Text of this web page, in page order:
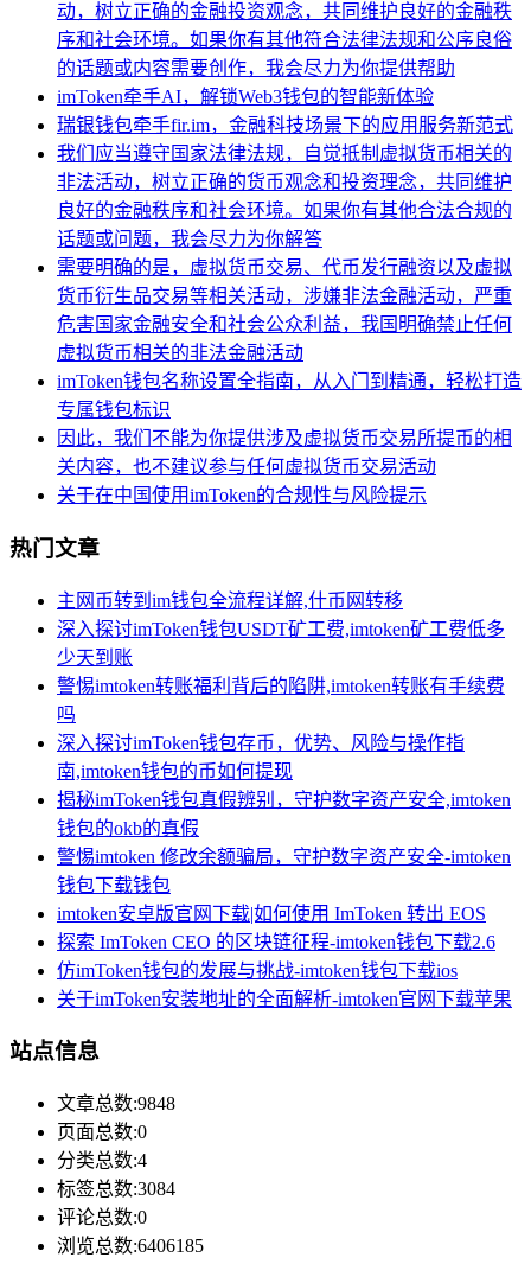
动，树立正确的金融投资观念，共同维护良好的金融秩
序和社会环境。如果你有其他符合法律法规和公序良俗
的话题或内容需要创作，我会尽力为你提供帮助
imToken牵手AI，解锁Web3钱包的智能新体验
瑞银钱包牵手fir.im，金融科技场景下的应用服务新范式
我们应当遵守国家法律法规，自觉抵制虚拟货币相关的
非法活动，树立正确的货币观念和投资理念，共同维护
良好的金融秩序和社会环境。如果你有其他合法合规的
话题或问题，我会尽力为你解答
需要明确的是，虚拟货币交易、代币发行融资以及虚拟
货币衍生品交易等相关活动，涉嫌非法金融活动，严重
危害国家金融安全和社会公众利益，我国明确禁止任何
虚拟货币相关的非法金融活动
imToken钱包名称设置全指南，从入门到精通，轻松打造
专属钱包标识
因此，我们不能为你提供涉及虚拟货币交易所提币的相
关内容，也不建议参与任何虚拟货币交易活动
关于在中国使用imToken的合规性与风险提示
热门文章
主网币转到im钱包全流程详解,什币网转移
深入探讨imToken钱包USDT矿工费,imtoken矿工费低多
少天到账
警惕imtoken转账福利背后的陷阱,imtoken转账有手续费
吗
深入探讨imToken钱包存币，优势、风险与操作指
南,imtoken钱包的币如何提现
揭秘imToken钱包真假辨别，守护数字资产安全,imtoken
钱包的okb的真假
警惕imtoken 修改余额骗局，守护数字资产安全-imtoken
钱包下载钱包
imtoken安卓版官网下载|如何使用 ImToken 转出 EOS
探索 ImToken CEO 的区块链征程-imtoken钱包下载2.6
仿imToken钱包的发展与挑战-imtoken钱包下载ios
关于imToken安装地址的全面解析-imtoken官网下载苹果
站点信息
文章总数:9848
页面总数:0
分类总数:4
标签总数:3084
评论总数:0
浏览总数:6406185